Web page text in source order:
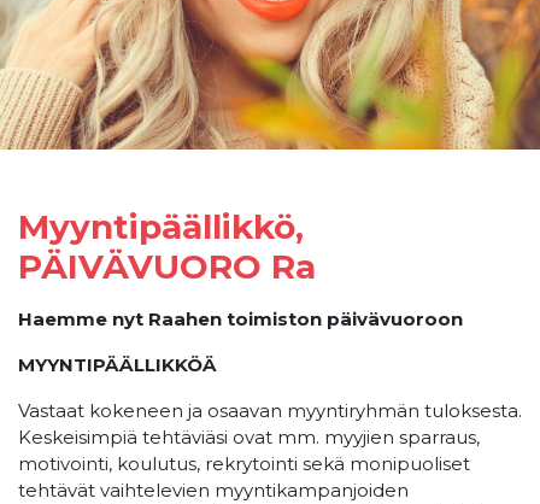
Myyntipäällikkö,
PÄIVÄVUORO Ra
Haemme nyt Raahen toimiston päivävuoroon
MYYNTIPÄÄLLIKKÖÄ
Vastaat kokeneen ja osaavan myyntiryhmän tuloksesta.
Keskeisimpiä tehtäviäsi ovat mm. myyjien sparraus,
motivointi, koulutus, rekrytointi sekä monipuoliset
tehtävät vaihtelevien myyntikampanjoiden